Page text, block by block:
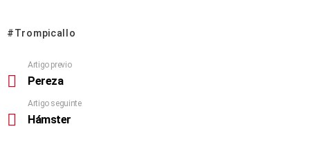
Trompicallo
Artigo previo
Pereza
Artigo seguinte
Hámster